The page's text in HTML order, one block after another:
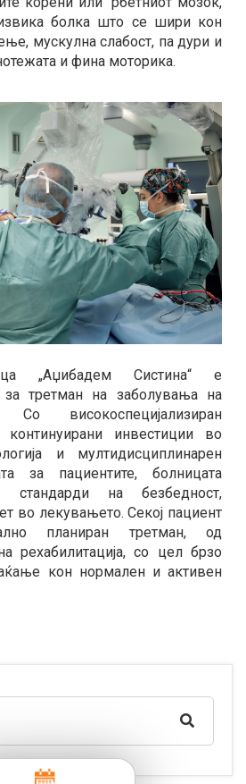
болка што се шири кон
мускулна слабост, па дури и
и фина моторика.
„Аџибадем Систина“ e
за третман на заболувања на
Со високоспецијализиран
инвестиции во
и мултидисциплинарен
за пациентите, болницата
стандарди на безбедност,
во лекувањето. Секој пациент
планиран третман, од
рехабилитација, со цел брзо
кон нормален и активен